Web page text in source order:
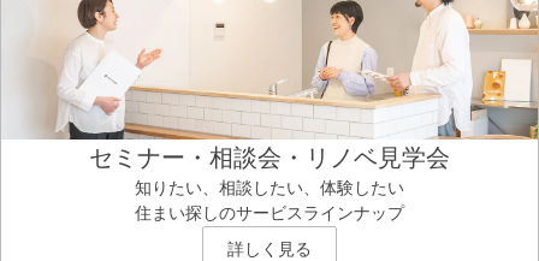
セミナー・相談会・リノベ見学会
知りたい、相談したい、体験したい
住まい探しのサービスラインナップ
詳しく見る